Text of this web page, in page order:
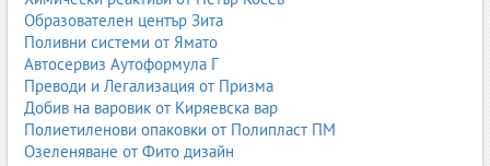
за здравословен старт.
Добре балансираните фуражи за крави включват комбинация
от обемисти фуражи (силаж, сено, сенаж) и концентрирани
фуражи (зърнени, протеинови, комбинирани). Качеството на
фуража се отразява директно върху млеконадоят,
репродуктивните показатели и дълголетието на животните.
Образователен център Зита
Поливни системи от Ямато
Автосервиз Аутоформула Г
Преводи и Легализация от Призма
Добив на варовик от Киряевска вар
Полиетиленови опаковки от Полипласт ПМ
Озеленяване от Фито дизайн